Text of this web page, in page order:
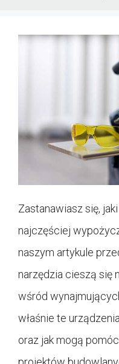
Zastanawiasz się,
najczęściej
naszym artykule
narzędzia cieszą się
wśród
właśnie te
oraz jak mogą